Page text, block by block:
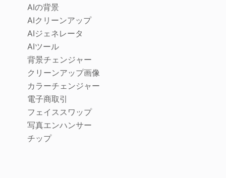
AIの背景
AIクリーンアップ
AIジェネレータ
AIツール
背景チェンジャー
クリーンアップ画像
カラーチェンジャー
電子商取引
フェイススワップ
写真エンハンサー
チップ